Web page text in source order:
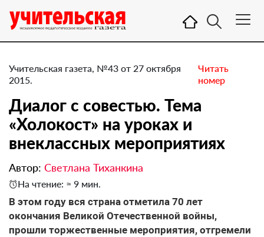
Учительская газета, №43 от 27 октября
2015.
Читать
номер
Диалог с совестью. Тема
«Холокост» на уроках и
внеклассных мероприятиях
Автор: Светлана Тиханкина
На чтение: ≈ 9 мин.
В этом году вся страна отметила 70 лет
окончания Великой Отечественной войны,
прошли торжественные мероприятия, отгремели